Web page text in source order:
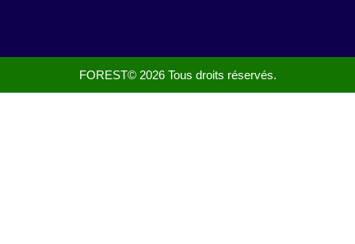
FOREST© 2026 Tous droits réservés.